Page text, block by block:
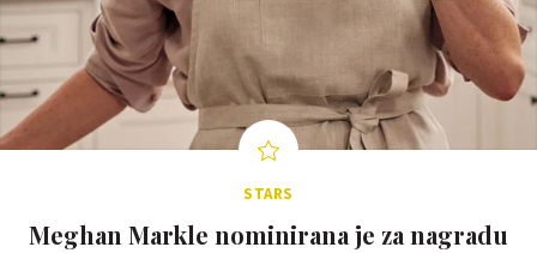
STARS
Meghan Markle nominirana je za nagradu